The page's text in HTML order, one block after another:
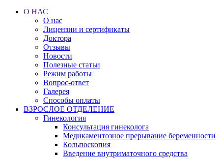
О НАС
О нас
Лицензии и сертификаты
Доктора
Отзывы
Новости
Полезные статьи
Режим работы
Вопрос-ответ
Галерея
Способы оплаты
ВЗРОСЛОЕ ОТДЕЛЕНИЕ
Гинекология
Консультация гинеколога
Медикаментозное прерывание беременности
Кольпоскопия
Введение внутриматочного средства